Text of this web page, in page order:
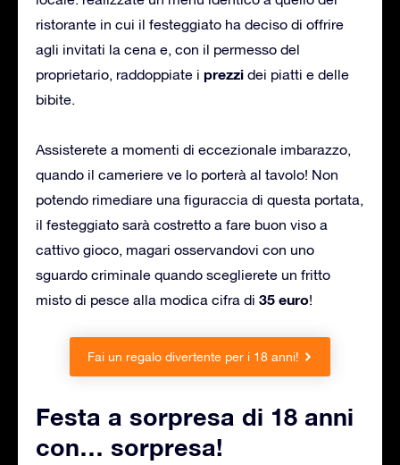
ristorante in cui il festeggiato ha deciso di offrire
agli invitati la cena e, con il permesso del
proprietario, raddoppiate i prezzi dei piatti e delle
bibite.
Assisterete a momenti di eccezionale imbarazzo,
quando il cameriere ve lo porterà al tavolo! Non
potendo rimediare una figuraccia di questa portata,
il festeggiato sarà costretto a fare buon viso a
cattivo gioco, magari osservandovi con uno
sguardo criminale quando sceglierete un fritto
misto di pesce alla modica cifra di 35 euro!
Fai un regalo divertente per i 18 anni!
Festa a sorpresa di 18 anni
con… sorpresa!